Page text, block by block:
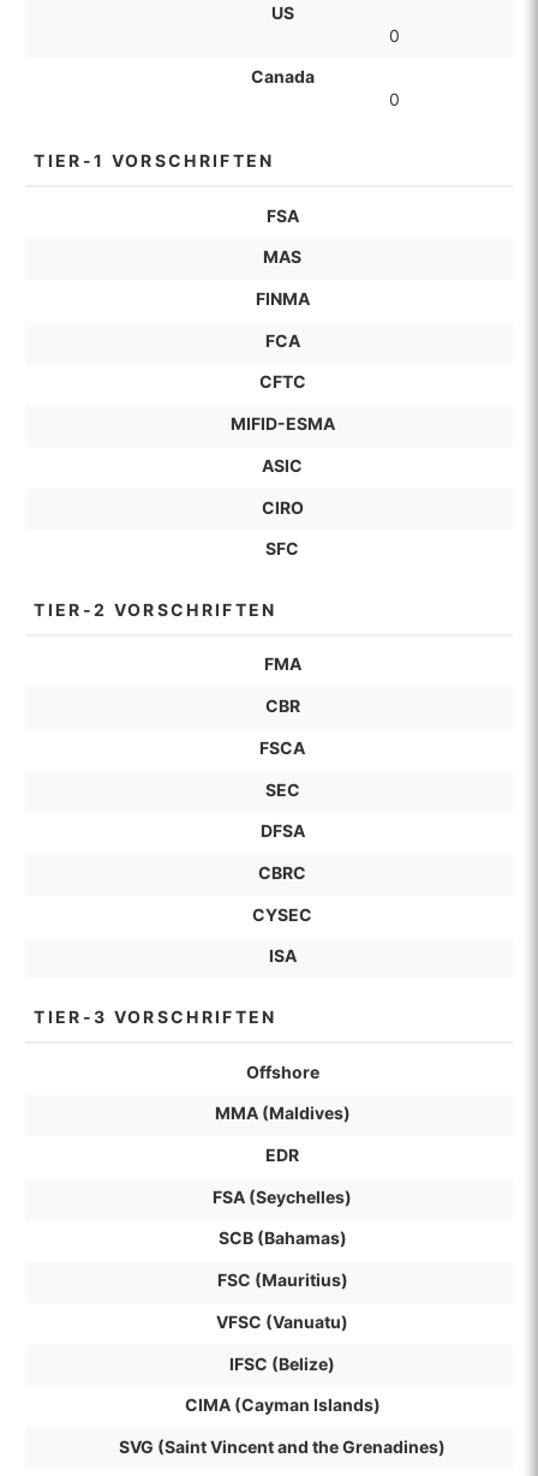
US
0
Canada
0
TIER-1 VORSCHRIFTEN
FSA
MAS
FINMA
FCA
CFTC
MIFID-ESMA
ASIC
CIRO
SFC
TIER-2 VORSCHRIFTEN
FMA
CBR
FSCA
SEC
DFSA
CBRC
CYSEC
ISA
TIER-3 VORSCHRIFTEN
Offshore
MMA (Maldives)
EDR
FSA (Seychelles)
SCB (Bahamas)
FSC (Mauritius)
VFSC (Vanuatu)
IFSC (Belize)
CIMA (Cayman Islands)
SVG (Saint Vincent and the Grenadines)